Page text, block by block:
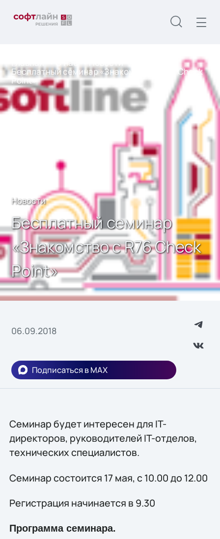
О нас Новости
Бесплатный семинар «Знакомство с R76 Check
Point»
Новости
Бесплатный семинар
«Знакомство с R76 Check
Point»
06.09.2018
Подписаться в MAX
Семинар будет интересен для IT-
директоров, руководителей IT-отделов,
технических специалистов.
Семинар состоится 17 мая, с 10.00 до 12.00
Регистрация начинается в 9.30
Программа семинара.